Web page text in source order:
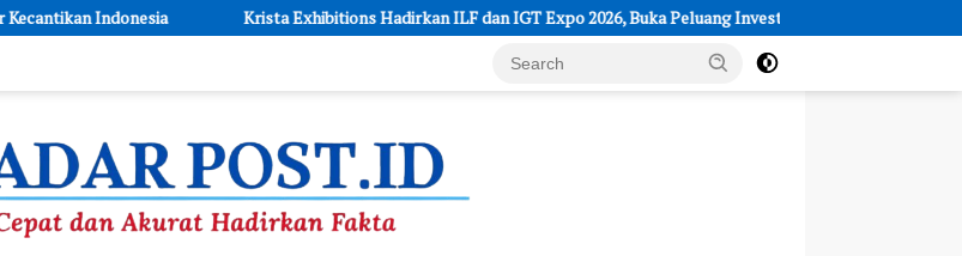
Krista Exhibitions Hadirkan ILF dan IGT Expo 2026, Buka Peluang Investasi dan Ekspor